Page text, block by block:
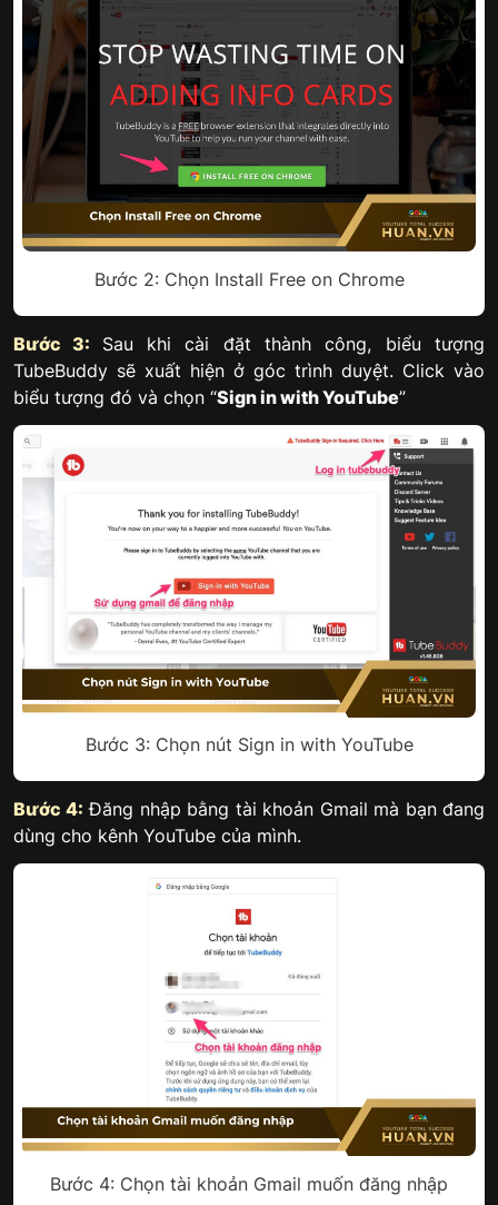
Bước 2: Chọn Install Free on Chrome
Bước 3: Sau khi cài đặt thành công, biểu tượng
TubeBuddy sẽ xuất hiện ở góc trình duyệt. Click vào
biểu tượng đó và chọn “Sign in with YouTube”
Bước 3: Chọn nút Sign in with YouTube
Bước 4: Đăng nhập bằng tài khoản Gmail mà bạn đang
dùng cho kênh YouTube của mình.
Bước 4: Chọn tài khoản Gmail muốn đăng nhập